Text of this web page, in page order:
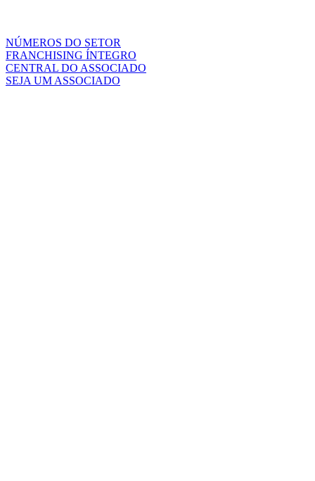
NÚMEROS DO SETOR
FRANCHISING ÍNTEGRO
CENTRAL DO ASSOCIADO
SEJA UM ASSOCIADO